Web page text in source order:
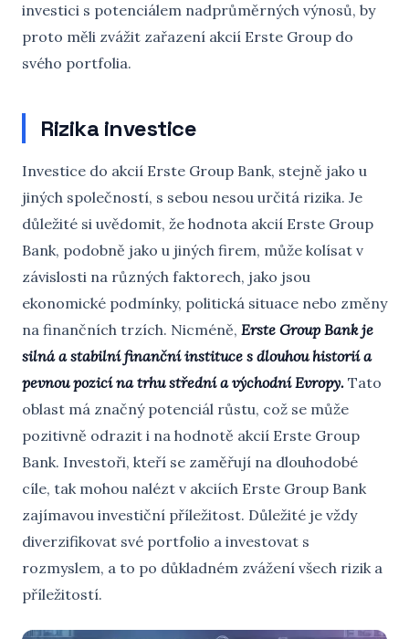
investici s potenciálem nadprůměrných výnosů, by
proto měli zvážit zařazení akcií Erste Group do
svého portfolia.
Rizika investice
Investice do akcií Erste Group Bank, stejně jako u
jiných společností, s sebou nesou určitá rizika. Je
důležité si uvědomit, že hodnota akcií Erste Group
Bank, podobně jako u jiných firem, může kolísat v
závislosti na různých faktorech, jako jsou
ekonomické podmínky, politická situace nebo změny
na finančních trzích. Nicméně, Erste Group Bank je
silná a stabilní finanční instituce s dlouhou historií a
pevnou pozicí na trhu střední a východní Evropy. Tato
oblast má značný potenciál růstu, což se může
pozitivně odrazit i na hodnotě akcií Erste Group
Bank. Investoři, kteří se zaměřují na dlouhodobé
cíle, tak mohou nalézt v akciích Erste Group Bank
zajímavou investiční příležitost. Důležité je vždy
diverzifikovat své portfolio a investovat s
rozmyslem, a to po důkladném zvážení všech rizik a
příležitostí.